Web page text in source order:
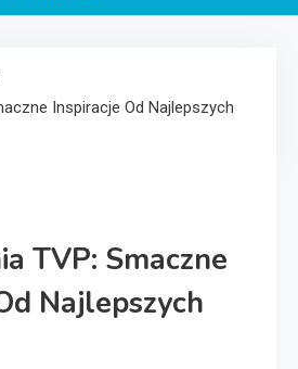
Inspiracje Od Najlepszych
TVP: Smaczne
Najlepszych